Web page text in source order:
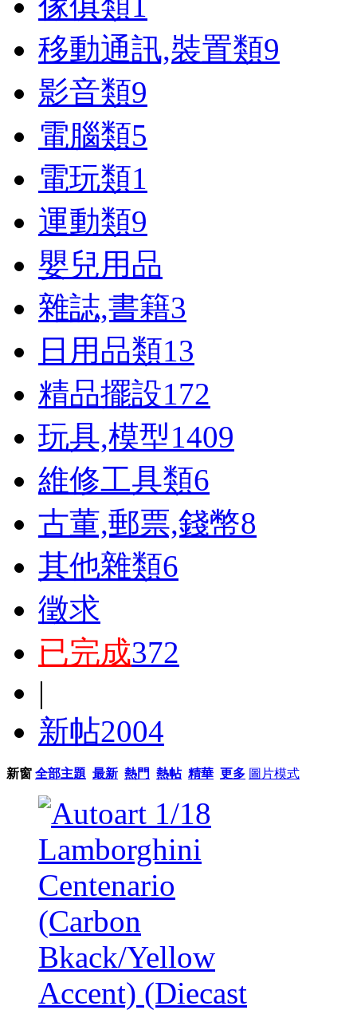
移動通訊,裝置類9
影音類9
電腦類5
電玩類1
運動類9
嬰兒用品
雜誌,書籍3
日用品類13
精品擺設172
玩具,模型1409
維修工具類6
古董,郵票,錢幣8
其他雜類6
徵求
已完成372
|
新帖2004
新窗 全部主題 最新 熱門 熱帖 精華 更多 圖片模式